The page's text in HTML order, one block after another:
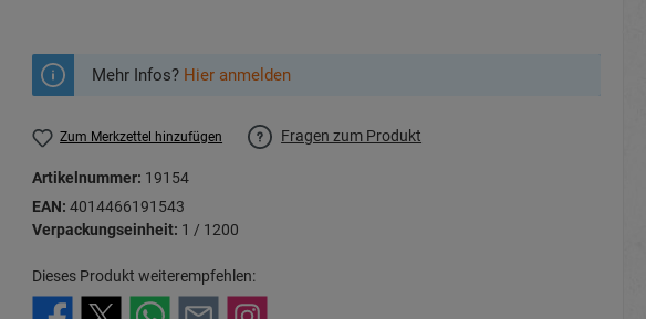
Mehr Infos? Hier anmelden
Zum Merkzettel hinzufügen Fragen zum Produkt
Artikelnummer: 19154
EAN: 4014466191543
Verpackungseinheit: 1 / 1200
Dieses Produkt weiterempfehlen: